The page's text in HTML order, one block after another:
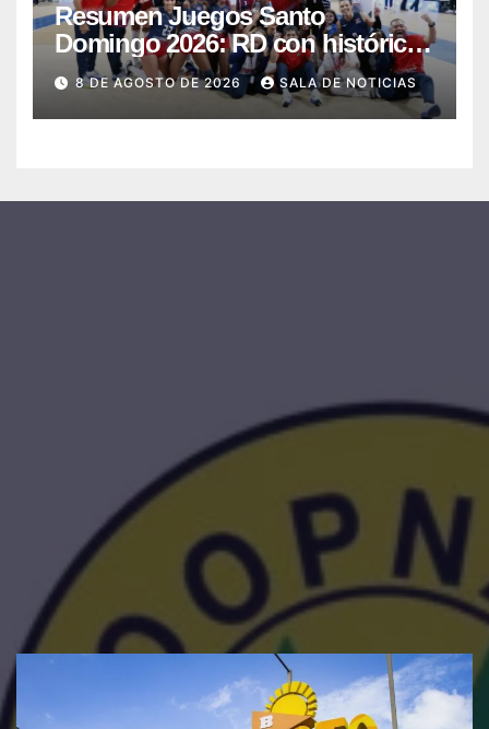
Resumen Juegos Santo
Domingo 2026: RD con histórica
jornada obtiene 145 medallas y el
cuarto lugar
8 DE AGOSTO DE 2026 SALA DE NOTICIAS